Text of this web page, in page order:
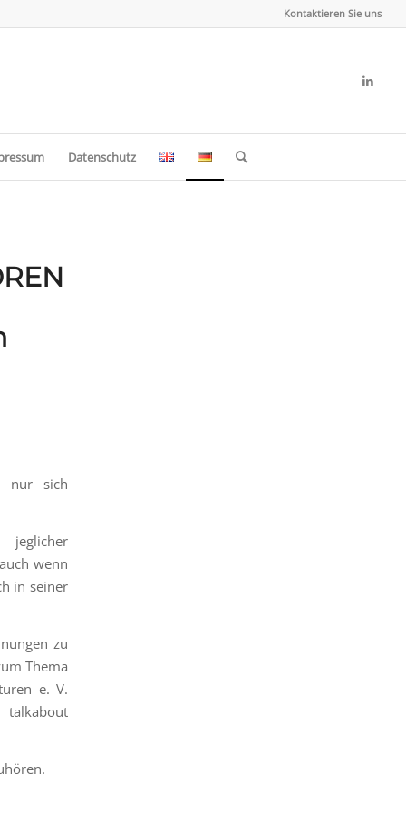
Kontaktieren Sie uns
Datenschutz
nur sich
wenn
in seiner
zu
Thema
e. V.
talkabout